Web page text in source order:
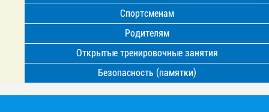
Спортсменам
Родителям
Открытые тренировочные занятия
Безопасность (памятки)